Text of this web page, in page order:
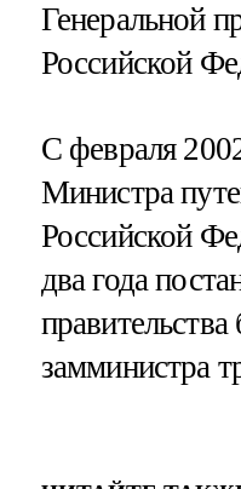
Генеральной
Российской
С февраля
Министра
Российской
два года
замминистра